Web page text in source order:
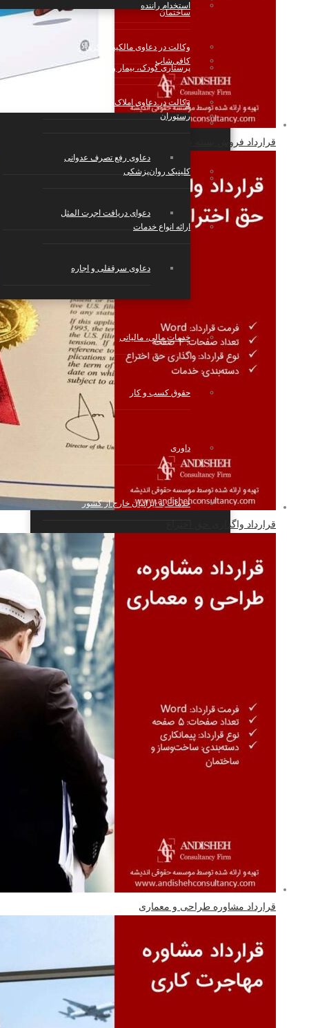
ساختمان
پرستاری کودک، بیمار و سالمند
بازی و سرگرمی
استارتاپ‌ها، شرکت‌های تکنولوژی و دانش
وکالت در دعاوی مالکیت فکری
وکالت در دعاوی املاک
دعاوی رفع تصرف عدوانی
دعوای دریافت اجرت المثل
دعاوی سرقفلی و اجاره
خدمات مالی، مالیاتی
حقوق کسب و کار
داوری
خدمات به ایرانیان خارج از کشور
استخدام راننده
کافی‌شاپ
رستوران
کلینیک روان‌پزشکی
ارائه انواع خدمات
قرارداد فروش بسته نرم افزاری
قرارداد واگذاری حق اختراع
قرارداد مشاوره طراحی و معماری